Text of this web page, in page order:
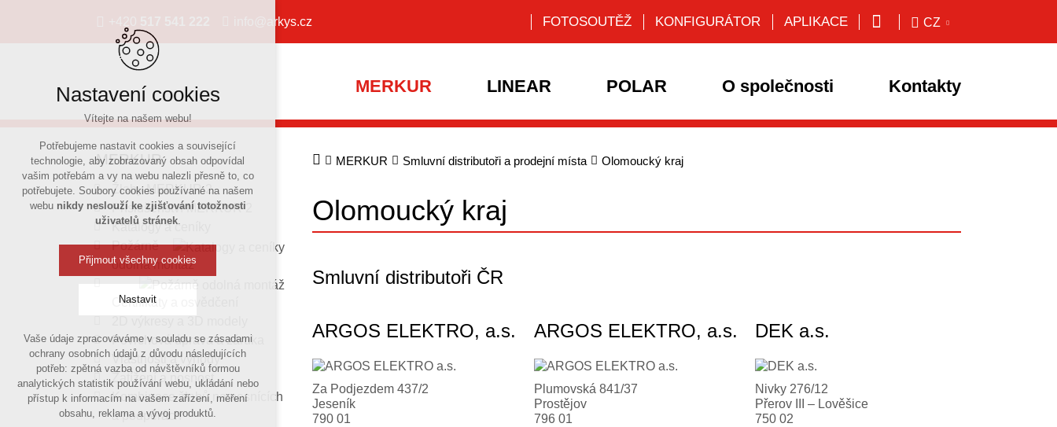
info@arkys.cz FOTOSOUTĚŽ KONFIGURÁTOR APLIKACE CZ
MERKUR LINEAR POLAR O společnosti Kontakty
MERKUR
Žlaby MERKUR 2
Příslušenství MERKUR 2
Katalogy a ceníky
Požárně
odolná montáž
Certifikáty a osvědčení
Povrchová úprava a záruka
Vlastnosti a výhody
Zatížení a nosnost
Kombinace žlabů na nosnících
a podpěrách
MERKUR Smluvní distributoři a prodejní místa Olomoucký kraj
Olomoucký kraj
Smluvní distributoři ČR
ARGOS ELEKTRO, a.s.
Za Podjezdem 437/2
Jeseník
790 01
ARGOS ELEKTRO, a.s.
Plumovská 841/37
Prostějov
796 01
DEK a.s.
Nivky 276/12
Přerov III – Lověšice
750 02
Nastavení cookies
Vítejte na našem webu!
Potřebujeme nastavit cookies a související
technologie, aby zobrazovaný obsah odpovídal
vašim potřebám a vy na webu nalezli přesně to, co
potřebujete. Soubory cookies používané na našem
webu nikdy neslouží ke zjišťování totožnosti
uživatelů stránek.
Přijmout všechny cookies
Nastavit
Technická cookies
nutná pro provozování webu
udržení kontextu stránek (session):
případná přihlášení, volby jazyka, apod.
Vaše údaje zpracováváme v souladu se zásadami
ochrany osobních údajů z důvodu následujících
potřeb: zpětná vazba od návštěvníků formou
analytických statistik používání webu, ukládání nebo
přístup k informacím na vašem zařízení, měření
obsahu, reklama a vývoj produktů.